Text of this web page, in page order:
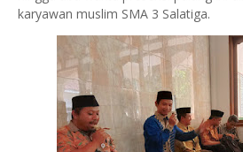
karyawan muslim SMA 3 Salatiga.